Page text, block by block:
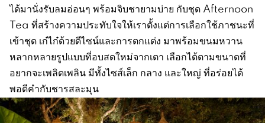
ได้มานั่งรับลมอ่อนๆ พร้อมจิบชายามบ่าย กับชุด Afternoon
Tea ที่สร้างความประทับใจให้เราตั้งแต่การเลือกใช้ภาชนะที่
เข้าชุด เก๋ไก๋ด้วยดีไซน์และการตกแต่ง มาพร้อมขนมหวาน
หลากหลายรูปแบบที่อบสดใหม่จากเตา เลือกได้ตามขนาดที่
อยากจะเพลิดเพลิน มีทั้งไซส์เล็ก กลาง และใหญ่ ที่อร่อยได้
พอดีคำกับชารสละมุน